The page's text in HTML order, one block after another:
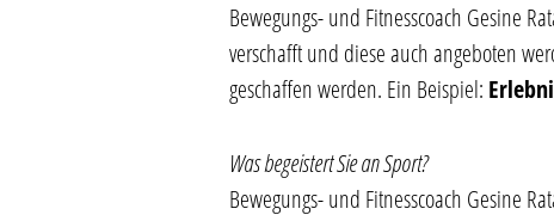
Bewegungs- und Fitnesscoach Gesine
verschafft und diese auch angeboten
geschaffen werden. Ein Beispiel:
Was begeistert Sie an Sport?
Bewegungs- und Fitnesscoach Gesine